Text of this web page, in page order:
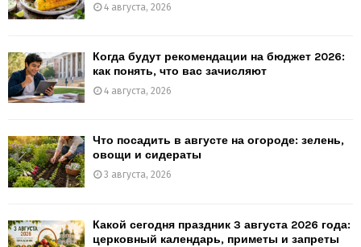
4 августа, 2026
Когда будут рекомендации на бюджет 2026:
как понять, что вас зачисляют
4 августа, 2026
Что посадить в августе на огороде: зелень,
овощи и сидераты
3 августа, 2026
Какой сегодня праздник 3 августа 2026 года:
церковный календарь, приметы и запреты